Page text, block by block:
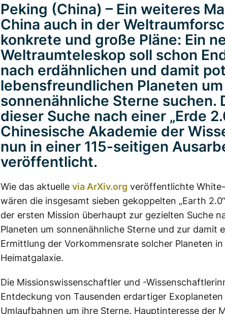
Peking (China) – Ein weiteres
China auch in der
konkrete und große Pläne: Ein
Weltraumteleskop soll schon
nach erdähnlichen und damit
lebensfreundlichen Planeten um
sonnenähnliche Sterne suchen.
dieser Suche nach einer „Erde
Chinesische Akademie der
nun in einer 115-seitigen
veröffentlicht.
Wie das aktuelle via ArXiv.org veröffentlichte
wären die insgesamt sieben gekoppelten „Earth
der ersten Mission überhaupt zur gezielten Suche
Planeten um sonnenähnliche Sterne und zur damit
Ermittlung der Vorkommensrate solcher Planeten
Heimatgalaxie.
Die Missionswissenschaftler und -
Entdeckung von Tausenden erdartiger
Umlaufbahnen um ihre Sterne. Hauptinteresse der